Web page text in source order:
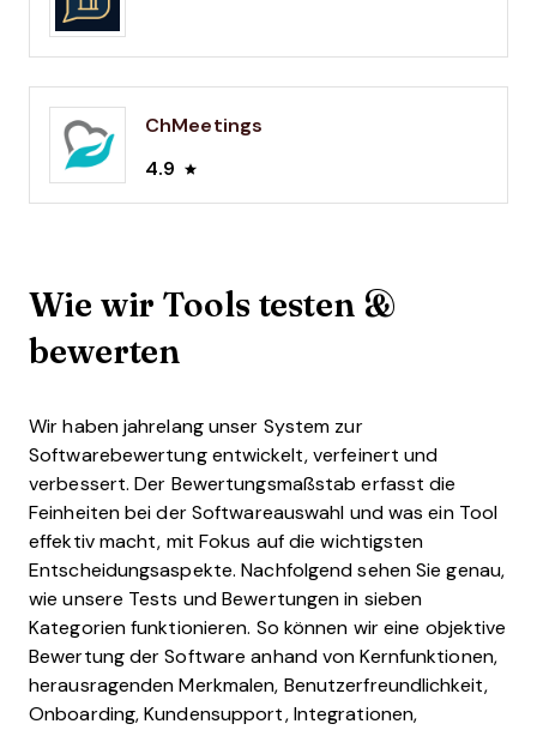
ChMeetings
4.9
Wie wir Tools testen &
bewerten
Wir haben jahrelang unser System zur
Softwarebewertung entwickelt, verfeinert und
verbessert. Der Bewertungsmaßstab erfasst die
Feinheiten bei der Softwareauswahl und was ein Tool
effektiv macht, mit Fokus auf die wichtigsten
Entscheidungsaspekte. Nachfolgend sehen Sie genau,
wie unsere Tests und Bewertungen in sieben
Kategorien funktionieren. So können wir eine objektive
Bewertung der Software anhand von Kernfunktionen,
herausragenden Merkmalen, Benutzerfreundlichkeit,
Onboarding, Kundensupport, Integrationen,